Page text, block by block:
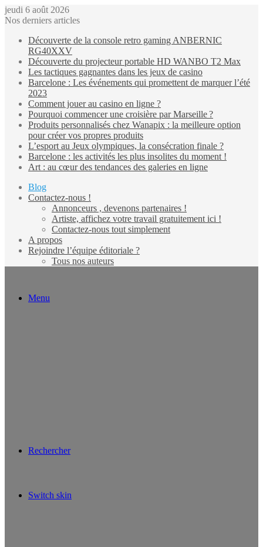
jeudi 6 août 2026
Nos derniers articles
Découverte de la console retro gaming ANBERNIC
RG40XXV
Découverte du projecteur portable HD WANBO T2 Max
Les tactiques gagnantes dans les jeux de casino
Barcelone : Les événements qui promettent de marquer l’été
2023
Comment jouer au casino en ligne ?
Pourquoi commencer une croisière par Marseille ?
Produits personnalisés chez Wanapix : la meilleure option
pour créer vos propres produits
L’esport au Jeux olympiques, la consécration finale ?
Barcelone : les activités les plus insolites du moment !
Art : au cœur des tendances des galeries en ligne
Blog
Contactez-nous !
Annonceurs , devenons partenaires !
Artiste, affichez votre travail gratuitement ici !
Contactez-nous tout simplement
A propos
Rejoindre l’équipe éditoriale ?
Tous nos auteurs
Menu
Rechercher
Switch skin